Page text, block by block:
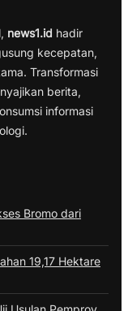
news1.id hadir
kecepatan,
Transformasi
berita,
informasi
Bromo dari
19,17 Hektare